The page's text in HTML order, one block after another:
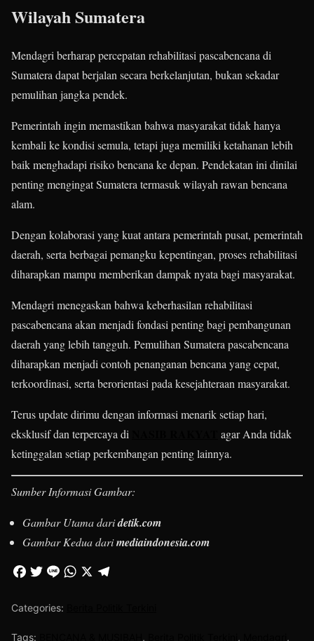
Wilayah Sumatera
Mendagri berharap percepatan rehabilitasi pascabencana di
Sumatera dapat berjalan secara berkelanjutan, bukan sekadar
pemulihan jangka pendek.
Pemerintah ingin memastikan bahwa masyarakat tidak hanya
kembali ke kondisi semula, tetapi juga memiliki ketahanan lebih
baik menghadapi risiko bencana ke depan. Pendekatan ini dinilai
penting mengingat Sumatera termasuk wilayah rawan bencana
alam.
Dengan kolaborasi yang kuat antara pemerintah pusat, pemerintah
daerah, serta berbagai pemangku kepentingan, proses rehabilitasi
diharapkan mampu memberikan dampak nyata bagi masyarakat.
Mendagri menegaskan bahwa keberhasilan rehabilitasi
pascabencana akan menjadi fondasi penting bagi pembangunan
daerah yang lebih tangguh. Pemulihan Sumatera pascabencana
diharapkan menjadi contoh penanganan bencana yang cepat,
terkoordinasi, serta berorientasi pada kesejahteraan masyarakat.
Terus update dirimu dengan informasi menarik setiap hari,
eksklusif dan terpercaya di
agar Anda tidak
ketinggalan setiap perkembangan penting lainnya.
Sumber Informasi Gambar:
Gambar Utama daridetik.com
Gambar Kedua darimediaindonesia.com
Categories:
Tags: , , ,